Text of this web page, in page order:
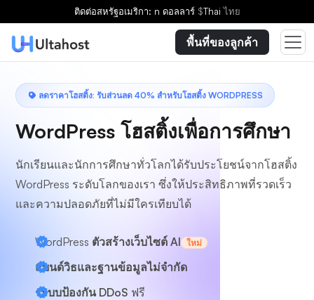
ติดต่อสหรัฐอเมริกา: n ดอลลาร์ $Thaiไทย
พื้นที่ของลูกค้า
ลดราคาโฮสติ้ง: รับส่วนลด 40% สำหรับโฮสติ้ง WORDPRESS
WordPress โฮสติ้งเพื่อการศึกษา
นักเรียนและนักการศึกษาทั่วโลกได้รับประโยชน์จากโฮสติ้ง
WordPress ระดับโลกของเรา ซึ่งให้ประสิทธิภาพที่รวดเร็ว
และความปลอดภัยที่ไม่มีใครเทียบได้
WordPress ตัวสร้างเว็บไซต์ AI ใหม่
แบนด์วิธและฐานข้อมูลไม่จำกัด
ระบบป้องกัน DDoS ฟรี